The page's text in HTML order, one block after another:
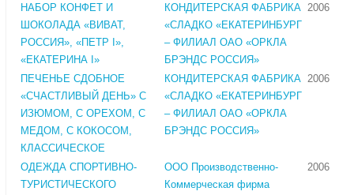
НАБОР КОНФЕТ И
ШОКОЛАДА «ВИВАТ,
РОССИЯ», «ПЕТР I»,
«ЕКАТЕРИНА I»
КОНДИТЕРСКАЯ ФАБРИКА
«СЛАДКО «ЕКАТЕРИНБУРГ
– ФИЛИАЛ ОАО «ОРКЛА
БРЭНДС РОССИЯ»
2006
ПЕЧЕНЬЕ СДОБНОЕ
«СЧАСТЛИВЫЙ ДЕНЬ» С
ИЗЮМОМ, С ОРЕХОМ, С
МЕДОМ, С КОКОСОМ,
КЛАССИЧЕСКОЕ
КОНДИТЕРСКАЯ ФАБРИКА
«СЛАДКО «ЕКАТЕРИНБУРГ
– ФИЛИАЛ ОАО «ОРКЛА
БРЭНДС РОССИЯ»
2006
ОДЕЖДА СПОРТИВНО-
ТУРИСТИЧЕСКОГО
ООО Производственно-
Коммерческая фирма
2006